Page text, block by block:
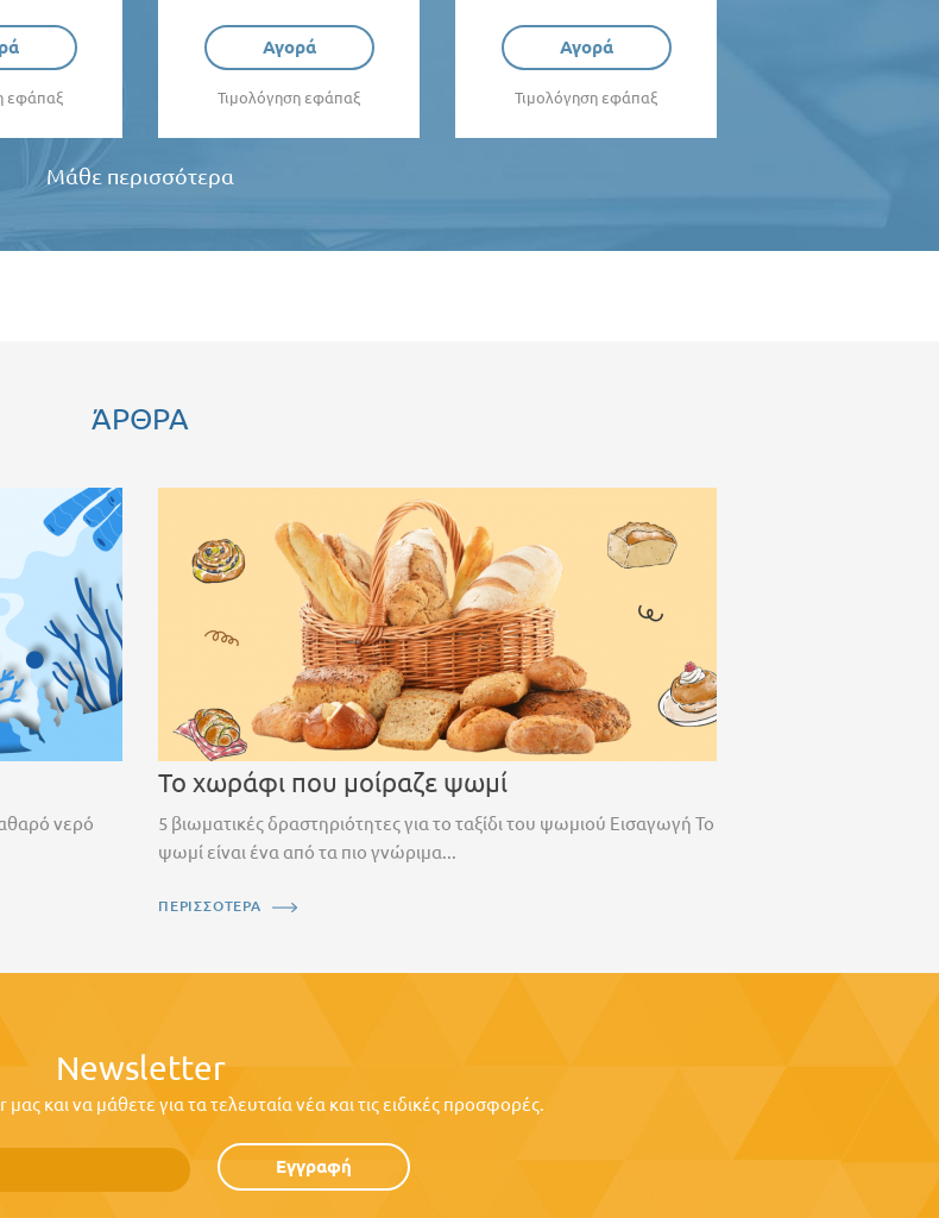
εφάπαξ
Αγορά
Τιμολόγηση εφάπαξ
Αγορά
Τιμολόγηση εφάπαξ
Μάθε περισσότερα
ΆΡΘΡΑ
νερό
Το χωράφι που μοίραζε ψωμί
5 βιωματικές δραστηριότητες για το ταξίδι του ψωμιού Εισαγωγή Το
ψωμί είναι ένα από τα πιο γνώριμα...
ΠΕΡΙΣΣΟΤΕΡΑ
Newsletter
και να μάθετε για τα τελευταία νέα και τις ειδικές προσφορές.
Εγγραφή